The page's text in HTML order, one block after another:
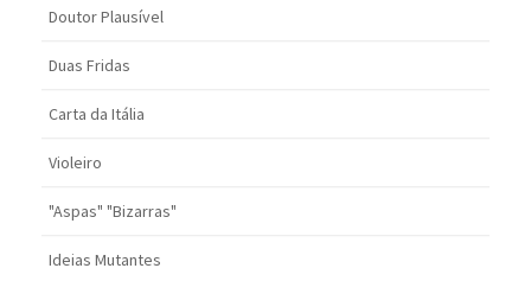
Doutor Plausível
Duas Fridas
Carta da Itália
Violeiro
"Aspas" "Bizarras"
Ideias Mutantes